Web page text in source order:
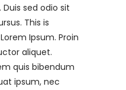
sed odio sit
This is
Ipsum. Proin
aliquet.
quis bibendum
ipsum, nec